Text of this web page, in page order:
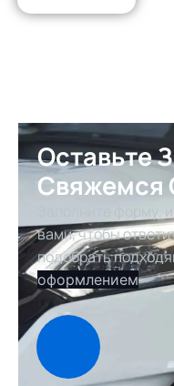
Оставьте
Свяжемся
Заполните форму,
вами, чтобы
подобрать
оформлением